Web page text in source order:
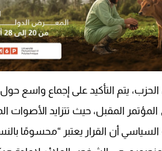
يتم التأكيد على إجماع واسع
المؤتمر المقبل، حيث تتزايد الأصوات
أن القرار يعتبر “محسومًا